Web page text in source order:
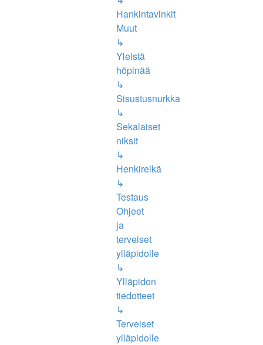
Hankintavinkit
Muut
↳
Yleistä
höpinää
↳
Sisustusnurkka
↳
Sekalaiset
niksit
↳
Henkireikä
↳
Testaus
Ohjeet
ja
terveiset
ylläpidolle
↳
Ylläpidon
tiedotteet
↳
Terveiset
ylläpidolle